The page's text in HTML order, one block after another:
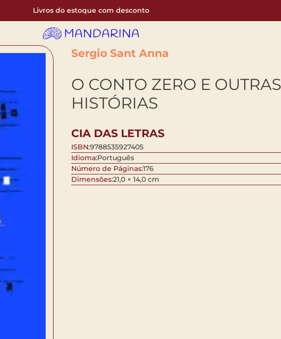
Livros do estoque com desconto
Sergio Sant Anna
O CONTO ZERO E OUTRAS
HISTÓRIAS
CIA DAS LETRAS
ISBN:9788535927405
Idioma:Português
Número de Páginas:176
Dimensões:21,0 × 14,0 cm